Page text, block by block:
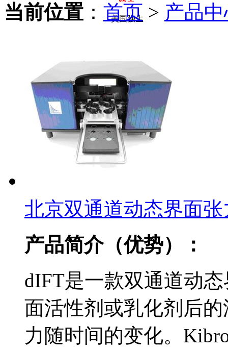
美国强生
当前位置 ： 首页 > 产品
北京双通道动态界面张
产品简介（优势）：
dIFT是一款双通道动
面活性剂或乳化剂后
力随时间的变化。